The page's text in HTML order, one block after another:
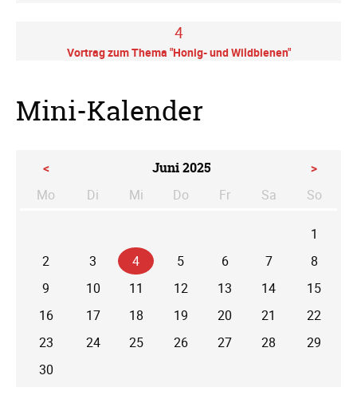
4
Vortrag zum Thema "Honig- und Wildbienen"
Mini-Kalender
< Juni 2025
>
Mo
Di enstag
Mi ttwoch
Do nnerstag
Fr Sa mstagSo
1
2
3 4 5 6 7
8
9
10 11 12 13 14
15
16
17 18 19 20 21
22
23
24 25 26 27 28
29
30